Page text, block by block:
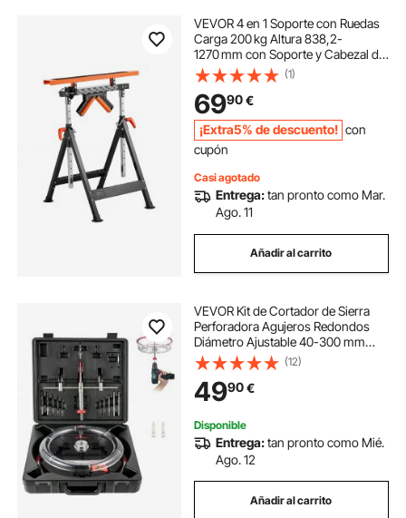
VEVOR 4 en 1 Soporte con Ruedas
Carga 200 kg Altura 838,2-
1270 mm con Soporte y Cabezal de
Rodillo Multidireccional Pulido para
Soporte de Extensión para
Carpintería con Salida de Sierra de
Mesa
(1)
6990€
¡Extra5% de descuento! con
cupón
Casi agotado
Entrega:tan pronto como Mar.
Ago. 11
Añadir al carrito
VEVOR Kit de Cortador de Sierra
Perforadora Agujeros Redondos
Diámetro Ajustable 40-300 mm
Cortador de Sierra de Orificio
Circular Acero Sierra de Perforación
con Recoge Polvo para Techo
Cemento Yeso
(12)
4990€
Disponible
Entrega:tan pronto como Mié.
Ago. 12
Añadir al carrito